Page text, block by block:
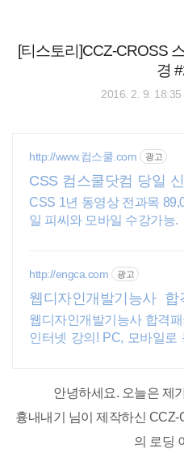
으
로[티스토리]CCZ-CROSS
경
2016. 2. 9. 18:35
http://www.컴스쿨.com 광고
CSS 컴스쿨닷컴 당일
시 기프티콘!
CSS 1년 동영상 전과목
일 피씨와 모바일 수강가능.
http://engca.com 광고
웹디자인개발기능사 합
PC/스마트폰 동영상강의
웹디자인개발기능사 합격
인터넷 강의! PC, 모바일로
안녕하세요. 오늘은 제
흉내내기 님이 제작하신 CCZ-
의 로딩
태그 글쓰기